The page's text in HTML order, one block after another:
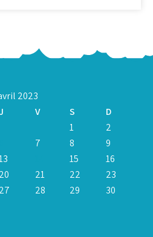
2023
V S
D
1
2
7 8
9
15
16
20 21 22
23
27 28 29
30